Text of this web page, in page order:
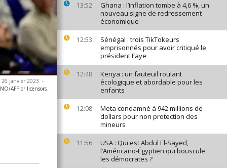
13:52
Ghana : l’inflation tombe à 4,6 %, un
nouveau signe de redressement
économique
12:53
Sénégal : trois TikTokeurs
emprisonnés pour avoir critiqué le
président Faye
12:48
Kenya : un fauteuil roulant
écologique et abordable pour les
enfants
12:08
Meta condamné à 942 millions de
dollars pour non protection des
mineurs
11:56
USA : Qui est Abdul El-Sayed,
l’Américano-Égyptien qui bouscule
les démocrates ?
26 janvier 2023 -
AFP or licensors